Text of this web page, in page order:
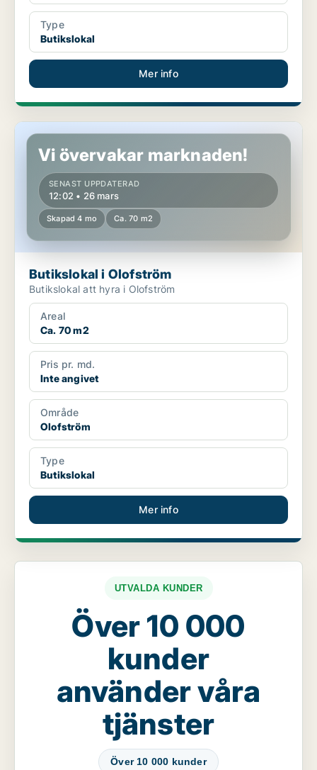
Type
Butikslokal
Mer info
Butikslokal i Olofström
Vi övervakar marknaden!
SENAST UPPDATERAD
12:02 • 26 mars
Skapad 4 mo Ca. 70 m2
Butikslokal i Olofström
Butikslokal att hyra i Olofström
Areal
Ca. 70 m2
Pris pr. md.
Inte angivet
Område
Olofström
Type
Butikslokal
Mer info
UTVALDA KUNDER
Över 10 000
kunder
använder våra
tjänster
Över 10 000 kunder